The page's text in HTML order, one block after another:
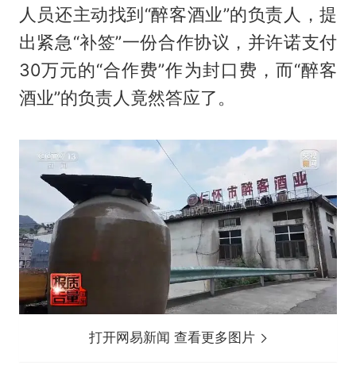
人员还主动找到“醉客酒业”的负责人，提
出紧急“补签”一份合作协议，并许诺支付
30万元的“合作费”作为封口费，而“醉客
酒业”的负责人竟然答应了。
打开网易新闻 查看更多图片